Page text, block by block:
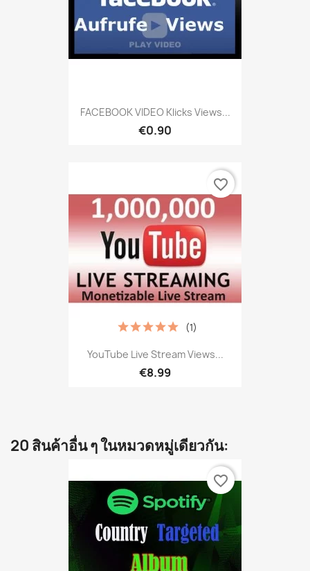
FACEBOOK VIDEO Klicks Views...
€0.90
YouTube Live Stream Views...
€8.99
(1)
favorite_border
20 สินค้าอื่น ๆ ในหมวดหมู่เดียวกัน:
favorite_border